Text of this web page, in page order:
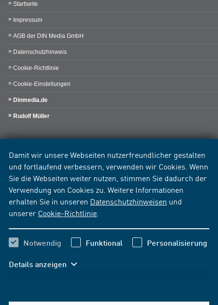
Damit wir unsere Webseiten nutzerfreundlicher gestalten
und fortlaufend verbessern, verwenden wir Cookies. Wenn
Sie die Webseiten weiter nutzen, stimmen Sie dadurch der
Verwendung von Cookies zu. Weitere Informationen
erhalten Sie in unseren Datenschutzhinweisen und
unserer Cookie-Richtlinie
Notwendig Funktional Personalisierung
Details anzeigen
Startseite
Impressum
AGB der DIN Media GmbH
Datenschutzhinweis
Cookie-Richtlinie
Cookie-Einstellungen
Dinmedia.de
Rudolf Müller